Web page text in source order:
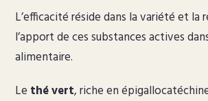
L’efficacité réside dans la variété et la
l’apport de ces substances actives
alimentaire.
Le thé vert, riche en